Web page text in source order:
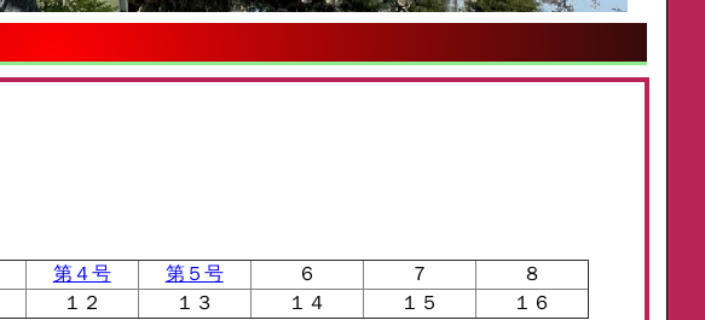
第４号 第５号 ６ ７
８
１２ １３ １４ １５ １６